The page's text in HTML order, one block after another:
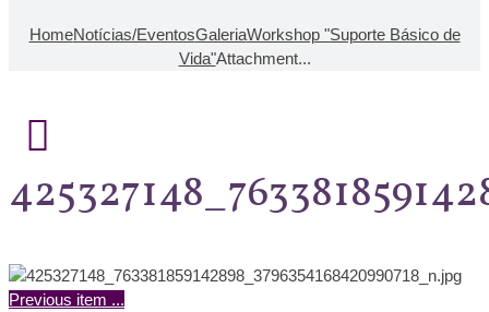
HomeNotícias/EventosGaleriaWorkshop "Suporte Básico de
Vida"Attachment...
Previous item ...